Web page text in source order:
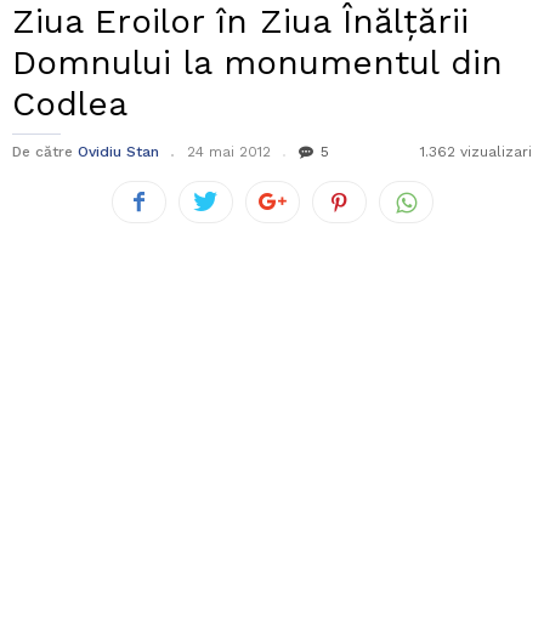
Ziua Eroilor în Ziua Înălţării
Domnului la monumentul din
Codlea
De către Ovidiu Stan 24 mai 2012 5 1.362 vizualizari